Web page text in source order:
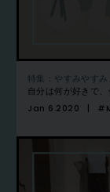
特集：やすみやすみ
自分は何が好きで
Jan 6.2020